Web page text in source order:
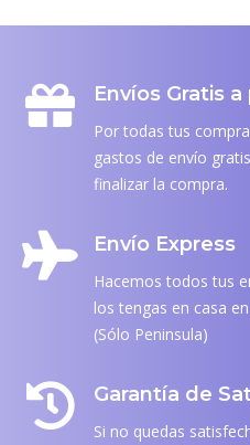
Envíos Gratis
Por todas tus
gastos de envío
finalizar la compra.
Envío Express
Hacemos todos tus
los tengas en casa
(Sólo Peninsula)
Garantía de
Si no quedas